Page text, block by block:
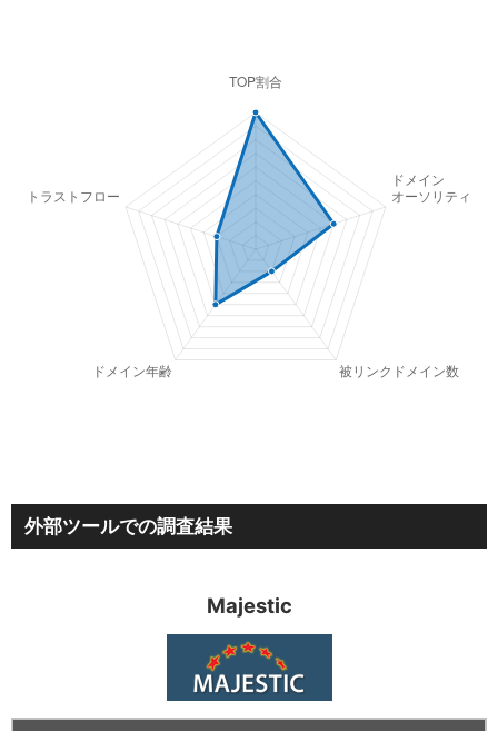
外部ツールでの調査結果
Majestic